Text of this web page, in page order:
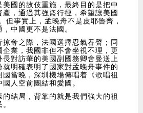
國的故伎重施，最終目的是把中
，通過其強盜行徑，希望讓美國
但事實上，孟晚舟不是皮耶魯齊，
中國更不是法國。
奪之際，法國選擇忍氣吞聲；同
業，我國非但不會坐視不理，更
長對訪華的美國副國務卿舍曼送上
明確表明了國家對孟晚舟事件的
當晚，深圳機場傳唱着《歌唱祖
人空前團結和愛國。
結局，背靠的就是我們強大的祖